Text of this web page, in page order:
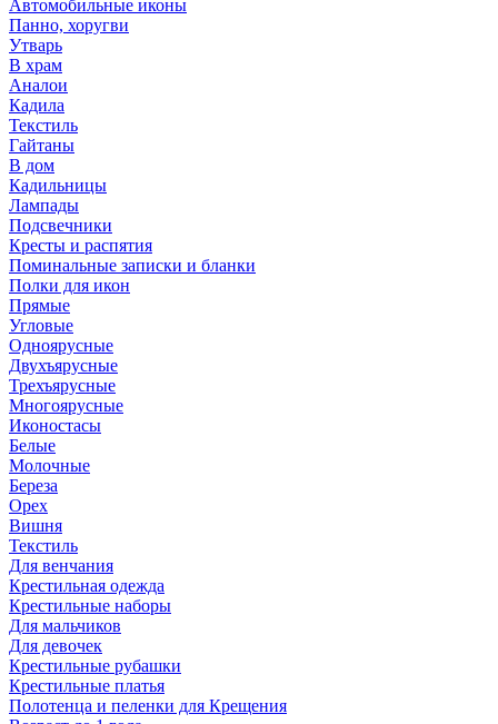
Автомобильные иконы
Панно, хоругви
Утварь
В храм
Аналои
Кадила
Текстиль
Гайтаны
В дом
Кадильницы
Лампады
Подсвечники
Кресты и распятия
Поминальные записки и бланки
Полки для икон
Прямые
Угловые
Одноярусные
Двухъярусные
Трехъярусные
Многоярусные
Иконостасы
Белые
Молочные
Береза
Орех
Вишня
Текстиль
Для венчания
Крестильная одежда
Крестильные наборы
Для мальчиков
Для девочек
Крестильные рубашки
Крестильные платья
Полотенца и пеленки для Крещения